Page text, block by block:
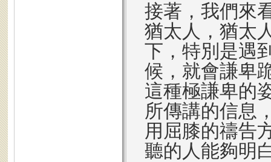
接著，我們來
猶太人，猶太
下，特別是遇
候，就會謙卑
這種極謙卑的
所傳講的信息
用屈膝的禱告
聽的人能夠明